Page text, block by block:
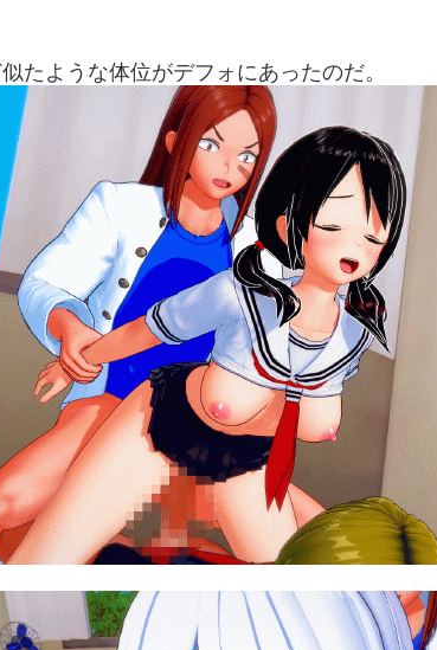
たような体位がデフォにあったのだ。